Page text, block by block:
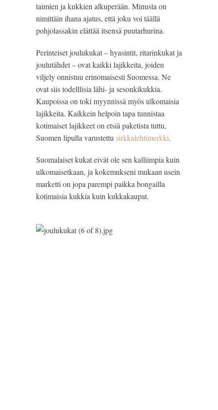
taimien ja kukkien alkuperään. Minusta on
nimittäin ihana ajatus, että joku voi täällä
pohjolassakin elättää itsensä puutarhurina.
Perinteiset joulukukat – hyasintit, ritarinkukat ja
joulutähdet – ovat kaikki lajikkeita, joiden
viljely onnistuu erinomaisesti Suomessa. Ne
ovat siis todelllisia lähi- ja sesonkikukkia.
Kaupoissa on toki myynnissä myös ulkomaisia
lajikkeita. Kaikkein helpoin tapa tunnistaa
kotimaiset lajikkeet on etsiä paketista tuttu,
Suomen lipulla varustettu sirkkalehtimerkki.
Suomalaiset kukat eivät ole sen kalliimpia kuin
ulkomaisetkaan, ja kokemukseni mukaan usein
marketti on jopa parempi paikka bongailla
kotimaisia kukkia kuin kukkakaupat.